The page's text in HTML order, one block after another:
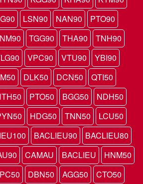
LSN90 NAN90
PTO90
TGG90 THA90
TNH90
VPC90 VTU90
YBI90
DLK50 DCN50
QTI50
PTO50 BGG50
NDH50
HDG50 TNN50
LCU50
BACLIEU90
BACLIEU80
CAMAU BACLIEU
HNM50
DBN50 AGG50
CTO50